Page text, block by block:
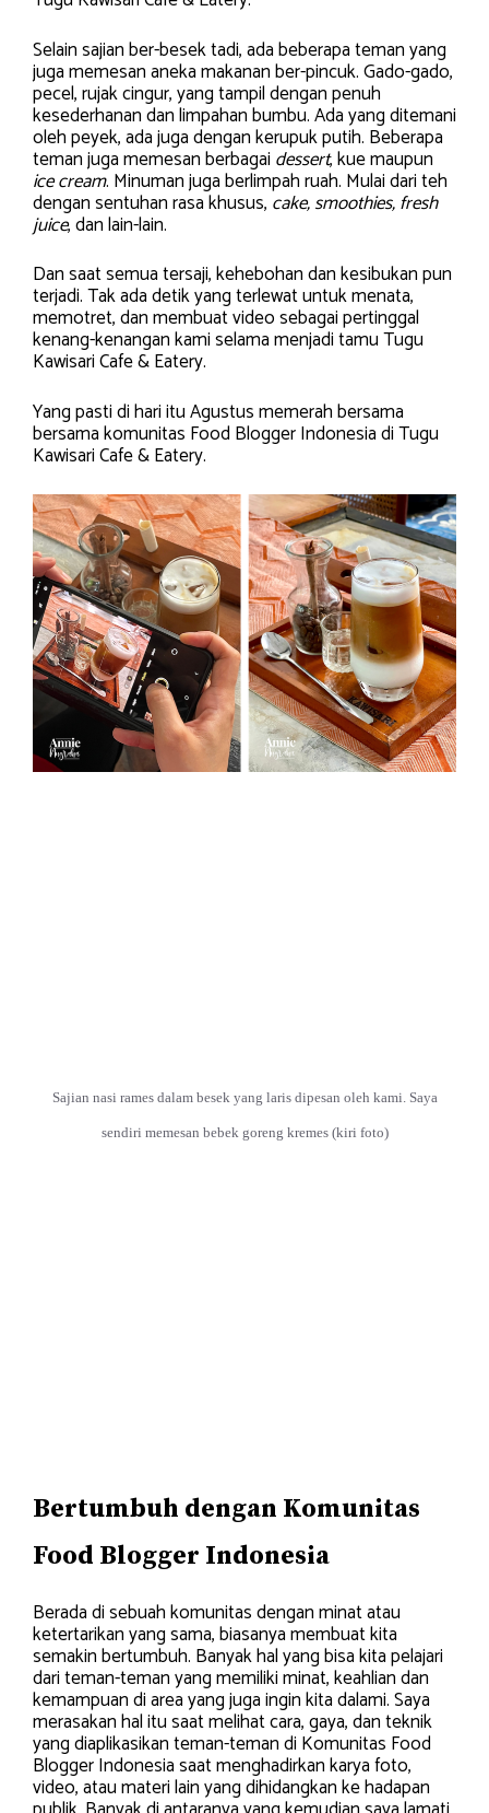
Selain sajian ber-besek tadi, ada beberapa teman yang
juga memesan aneka makanan ber-pincuk. Gado-gado,
pecel, rujak cingur, yang tampil dengan penuh
kesederhanan dan limpahan bumbu. Ada yang ditemani
oleh peyek, ada juga dengan kerupuk putih. Beberapa
teman juga memesan berbagai dessert, kue maupun
ice cream. Minuman juga berlimpah ruah. Mulai dari teh
dengan sentuhan rasa khusus, cake, smoothies, fresh
juice, dan lain-lain.
Dan saat semua tersaji, kehebohan dan kesibukan pun
terjadi. Tak ada detik yang terlewat untuk menata,
memotret, dan membuat video sebagai pertinggal
kenang-kenangan kami selama menjadi tamu Tugu
Kawisari Cafe & Eatery.
Yang pasti di hari itu Agustus memerah bersama
bersama komunitas Food Blogger Indonesia di Tugu
Kawisari Cafe & Eatery.
Sajian nasi rames dalam besek yang laris dipesan oleh kami. Saya
sendiri memesan bebek goreng kremes (kiri foto)
Bertumbuh dengan Komunitas
Food Blogger Indonesia
Berada di sebuah komunitas dengan minat atau
ketertarikan yang sama, biasanya membuat kita
semakin bertumbuh. Banyak hal yang bisa kita pelajari
dari teman-teman yang memiliki minat, keahlian dan
kemampuan di area yang juga ingin kita dalami. Saya
merasakan hal itu saat melihat cara, gaya, dan teknik
yang diaplikasikan teman-teman di Komunitas Food
Blogger Indonesia saat menghadirkan karya foto,
video, atau materi lain yang dihidangkan ke hadapan